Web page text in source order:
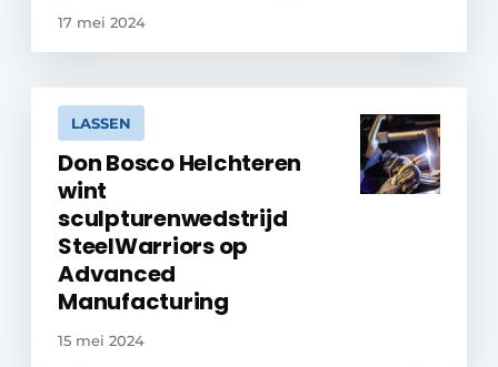
17 mei 2024
LASSEN
Don Bosco Helchteren
wint
sculpturenwedstrijd
SteelWarriors op
Advanced
Manufacturing
15 mei 2024